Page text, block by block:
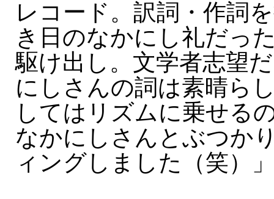
レコード。訳詞・作詞
き日のなかにし礼だっ
駆け出し。文学者志望
にしさんの詞は素晴ら
してはリズムに乗せる
なかにしさんとぶつか
ィングしました（笑）